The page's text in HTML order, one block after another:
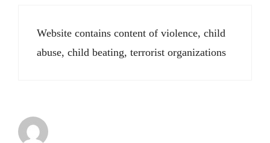
Website contains content of violence, child
abuse, child beating, terrorist organizations